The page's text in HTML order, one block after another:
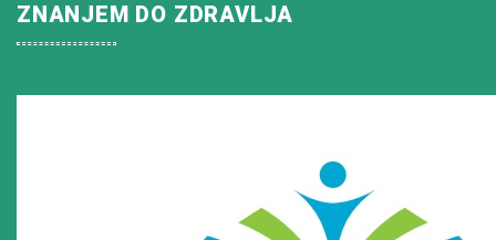
ZNANJEM DO ZDRAVLJA